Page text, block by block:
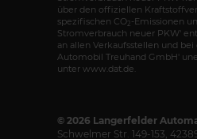
über den offiziellen
spezifischen CO2 -Emissionen
Stromverbrauch neuer PKW'
an allen Verkaufsstellen und bei
Automobil Treuhand GmbH'
unter www.dat.de.
© 2026 Langerfelder
Schwelmer Str. 149-153